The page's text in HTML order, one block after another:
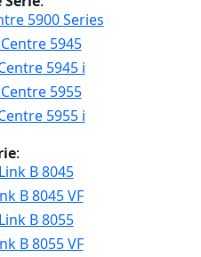
5900 Series
5945
5945 i
5955
5955 i
:
B 8045
B 8045 VF
B 8055
B 8055 VF